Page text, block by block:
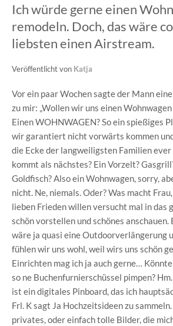
Ich würde gerne einen
remodeln. Doch, das wäre
liebsten einen Airstream.
Veröffentlicht von Katja
Vor ein paar Wochen sagte der Mann
zu mir: „Wollen wir uns einen Wohnwagen
Einen WOHNWAGEN? So ein spießiges
wir garantiert nicht vorwärts kommen
die Ecke der langweiligsten Familien
kommt als nächstes? Ein Vorzelt?
Goldfisch? Also ein Wohnwagen, sorry,
nicht. Ne, niemals. Oder? Was macht
lieben Frieden willen versucht mal in das
schön vorstellen und schönes anschauen.
wäre ja quasi eine Outdoorverlängerung
fühlen wir uns wohl, weil wirs uns schön
Einrichten mag ich ja auch gerne…
so ne Buchenfurnierschüssel pimpen?
ist ein digitales Pinboard, das ich
Frl. K sagt Ja Hochzeitsideen zu
privates, oder einfach tolle Bilder, die